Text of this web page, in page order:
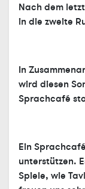
Nach dem
in die zweite
In
wird diesen
Sprachcafé
Ein
unterstützen.
Spiele, wie